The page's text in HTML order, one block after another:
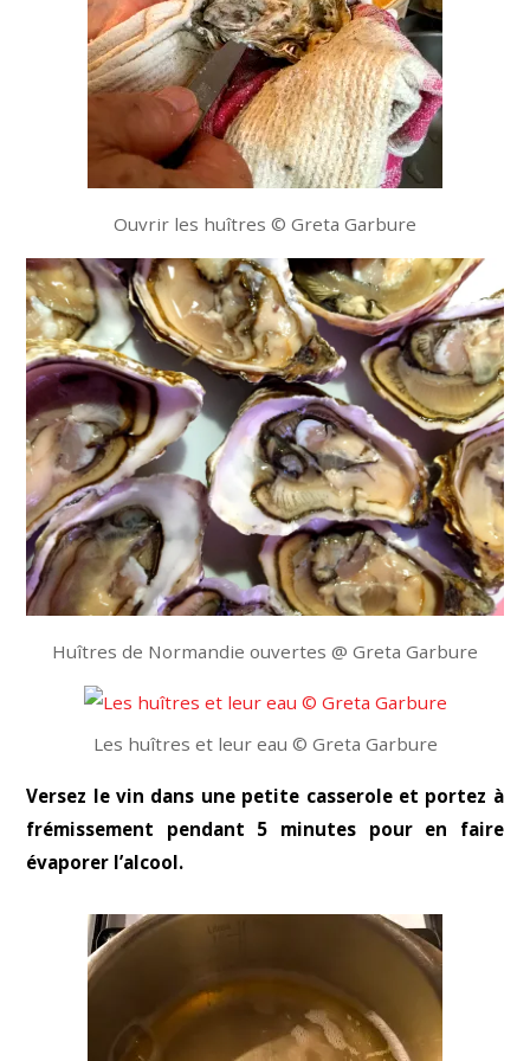
Ouvrir les huîtres © Greta Garbure
Huîtres de Normandie ouvertes @ Greta Garbure
Les huîtres et leur eau © Greta Garbure
Versez le vin dans une petite casserole et portez à
frémissement pendant 5 minutes pour en faire
évaporer l’alcool.